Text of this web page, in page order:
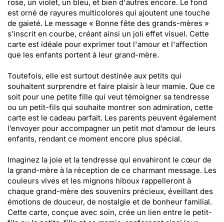
rose, un violet, un bleu, et bien d'autres encore. Le fond
est orné de rayures multicolores qui ajoutent une touche
de gaieté. Le message « Bonne fête des grands-mères »
s’inscrit en courbe, créant ainsi un joli effet visuel. Cette
carte est idéale pour exprimer tout l'amour et l'affection
que les enfants portent à leur grand-mère.
Toutefois, elle est surtout destinée aux petits qui
souhaitent surprendre et faire plaisir à leur mamie. Que ce
soit pour une petite fille qui veut témoigner sa tendresse
ou un petit-fils qui souhaite montrer son admiration, cette
carte est le cadeau parfait. Les parents peuvent également
l’envoyer pour accompagner un petit mot d’amour de leurs
enfants, rendant ce moment encore plus spécial.
Imaginez la joie et la tendresse qui envahiront le cœur de
la grand-mère à la réception de ce charmant message. Les
couleurs vives et les mignons hiboux rappelleront à
chaque grand-mère des souvenirs précieux, éveillant des
émotions de douceur, de nostalgie et de bonheur familial.
Cette carte, conçue avec soin, crée un lien entre le petit-